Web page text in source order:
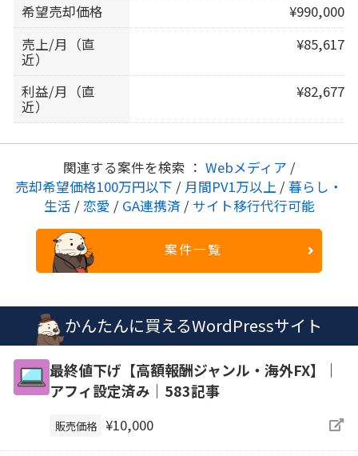
希望売却価格
¥990,000
売上/月（直
近）
¥85,617
利益/月（直
近）
¥82,677
関連する案件を検索 ： Webメディア /
売却希望価格100万円以下 / 月間PV1万以上 / 暮らし・
生活 / 恋愛 / GA連携済 / サイト移行代行可能
案件一覧
かんたんに買えるWordPressサイト
最終値下げ【高額報酬ジャンル・海外FX】｜
アフィ設定済み｜583記事
販売価格 ¥10,000